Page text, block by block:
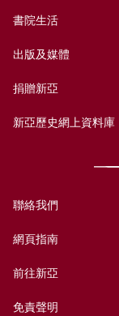
書院生活
出版及媒體
捐贈新亞
新亞歷史網上資料庫
聯絡我們
網頁指南
前往新亞
免責聲明